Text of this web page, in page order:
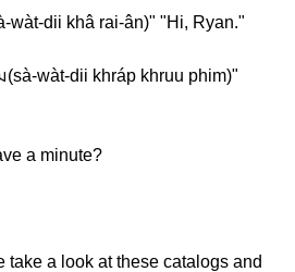
wàt-dii khâ rai-ân)" "Hi, Ryan."
wàt-dii khráp khruu phim)"
a minute?
take a look at these catalogs and